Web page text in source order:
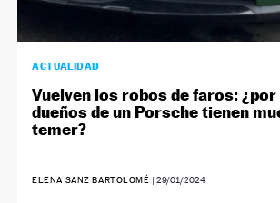
ACTUALIDAD
Vuelven los robos de faros: ¿por
dueños de un Porsche tienen
temer?
ELENA SANZ BARTOLOMÉ | 29/01/2024